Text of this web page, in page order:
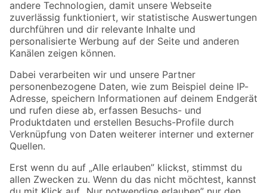
Zur Newsletter Anmeldung
Folge uns
Zahlungsarten Versandarten
Sicher einkaufen